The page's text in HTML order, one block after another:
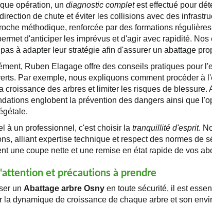
opération, undiagnostic completest effectué pour
de chute et éviter les collisions avec des
méthodique, renforcée par des formations
d'anticiper les imprévus et d'agir avec rapidité. Nos
à adapter leur stratégie afin d'assurer un abattage
Ruben Elagage offre des conseils pratiques pour
Par exemple, nous expliquons comment procéder à
croissance des arbres et limiter les risques de blessure.
englobent la prévention des dangers ainsi que
à un professionnel, c'est choisir latranquillité d'esprit.
alliant expertise technique et respect des normes de
une coupe nette et une remise en état rapide de vos
et précautions à prendre
un Abattage arbre Osny en toute sécurité, il est
la dynamique de croissance de chaque arbre et son